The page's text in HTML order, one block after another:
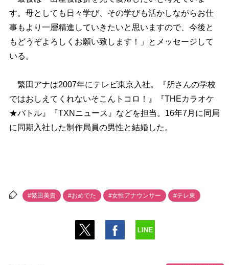
す。母としても日々学び、その学びも活かしながらお仕
事もより一層精進していきたいと思いますので、今後と
もどうぞよろしくお願い致します！」とメッセージして
いる。
繁田アナは2007年にテレビ東京入社。『所さんの学校
ではおしえてくれないそこんトコロ！』『THEカラオケ
★バトル』『TXNニュース』などを担当。16年7月に同局
に同期入社した制作局員の男性と結婚した。
#繁田美貴 #おめでた #女性アナウンサー #テレ東